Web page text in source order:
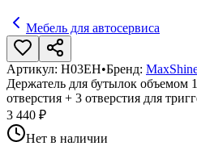
Мебель для автосервиса
Артикул: H03EH•Бренд:
Держатель для бутылок объемом
отверстия + 3 отверстия для
3 440 ₽
Нет в наличии